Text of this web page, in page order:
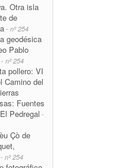
Otra isla
de
- nº 254
geodésica
Pablo
- nº 254
pollero: VI
Camino del
Fuentes
Pedregal -
Çò de
- nº 254